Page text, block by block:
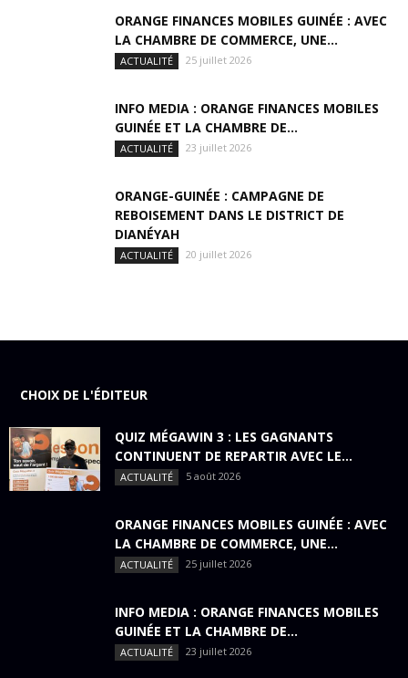
ORANGE FINANCES MOBILES GUINÉE : AVEC
LA CHAMBRE DE COMMERCE, UNE...
ACTUALITÉ 25 juillet 2026
INFO MEDIA : ORANGE FINANCES MOBILES
GUINÉE ET LA CHAMBRE DE...
ACTUALITÉ 23 juillet 2026
ORANGE-GUINÉE : CAMPAGNE DE
REBOISEMENT DANS LE DISTRICT DE
DIANÉYAH
ACTUALITÉ 20 juillet 2026
CHOIX DE L'ÉDITEUR
QUIZ MÉGAWIN 3 : LES GAGNANTS
CONTINUENT DE REPARTIR AVEC LE...
ACTUALITÉ 5 août 2026
ORANGE FINANCES MOBILES GUINÉE : AVEC
LA CHAMBRE DE COMMERCE, UNE...
ACTUALITÉ 25 juillet 2026
INFO MEDIA : ORANGE FINANCES MOBILES
GUINÉE ET LA CHAMBRE DE...
ACTUALITÉ 23 juillet 2026